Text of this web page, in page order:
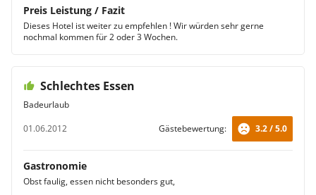
Preis Leistung / Fazit
Dieses Hotel ist weiter zu empfehlen ! Wir würden sehr gerne
nochmal kommen für 2 oder 3 Wochen.
Schlechtes Essen
Badeurlaub
01.06.2012
Gästebewertung: 3.2 / 5.0
Gastronomie
Obst faulig, essen nicht besonders gut,